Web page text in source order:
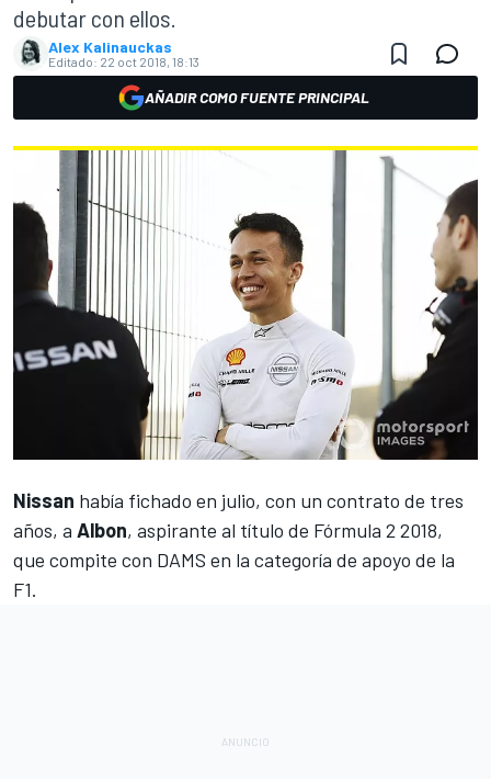
debutar con ellos.
Alex Kalinauckas
Editado: 22 oct 2018, 18:13
AÑADIR COMO FUENTE PRINCIPAL
Nissan había fichado en julio, con un contrato de tres
años, a Albon, aspirante al título de Fórmula 2 2018,
que compite con DAMS en la categoría de apoyo de la
F1.